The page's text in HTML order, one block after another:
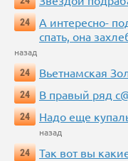
24
А интересно-
спать, она
назад
24
Вьетнамская
24
В правый ряд
24
Надо еще
назад
24
Так вот вы